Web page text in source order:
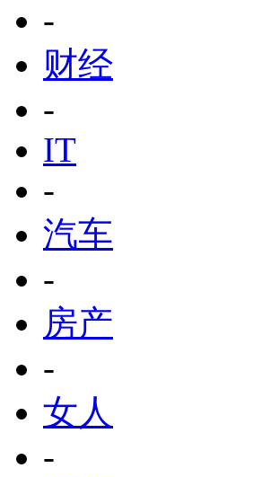
-
财经
-
IT
-
汽车
-
房产
-
女人
-